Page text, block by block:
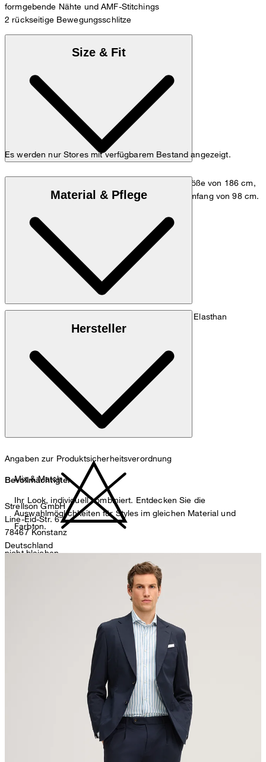
Es werden nur Stores mit verfügbarem Bestand angezeigt.
formgebende Nähte und AMF-Stitchings
2 rückseitige Bewegungsschlitze
Size & Fit
Das Model trägt die Größe 48 bei einer Körpergröße von 186 cm,
einem Brustumfang von 98 cm und einem Hüftumfang von 98 cm.
Maßtabelle
Material & Pflege
Stretchige Qualität aus 95% Baumwolle und 5% Elasthan
nicht bleichen
nicht Trommeltrocknen
Hersteller
Angaben zur Produktsicherheitsverordnung
Bevollmächtigter
Strellson GmbH
Line-Eid-Str. 6
78467 Konstanz
Deutschland
Sonnenwiesenstrasse 21
Mix & Match
Ihr Look, individuell kombiniert. Entdecken Sie die
Auswahlmöglichkeiten für Styles im gleichen Material und
Farbton.